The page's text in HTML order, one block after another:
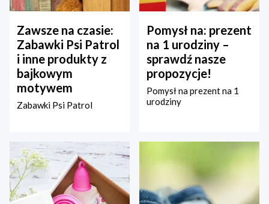
Zawsze na czasie:
Zabawki Psi Patrol
i inne produkty z
bajkowym
motywem
Zabawki Psi Patrol
Pomysł na: prezent
na 1 urodziny –
sprawdź nasze
propozycje!
Pomysł na prezent na 1
urodziny